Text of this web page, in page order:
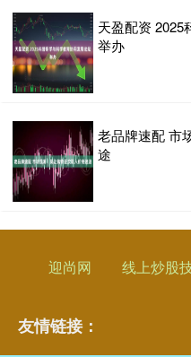
天盈配资 2025
举办
老品牌速配 市
途
迎尚网 线上炒股
友情链接：